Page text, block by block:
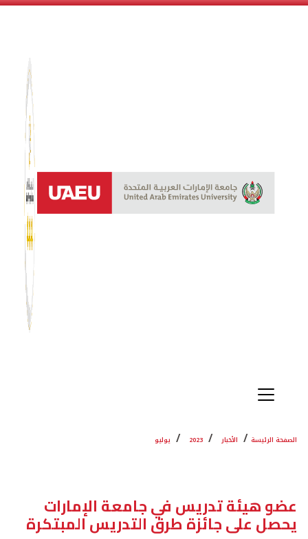
نظام
الصفحة الرئيسة الأخبار 2023 يوليو
عضو هيئة تدريس في جامعة الإمارات
يحصل على جائزة طرق التدريس المبتكرة